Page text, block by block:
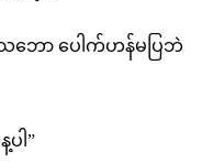
ဘော ပေါက်ဟန်မပြဘဲ
ါ”